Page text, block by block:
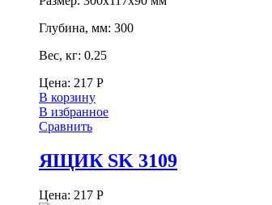
Глубина, мм: 300
Вес, кг: 0.25
Цена: 217 Р
В корзину
В избранное
Сравнить
ЯЩИК SK 3109
Цена: 217 Р